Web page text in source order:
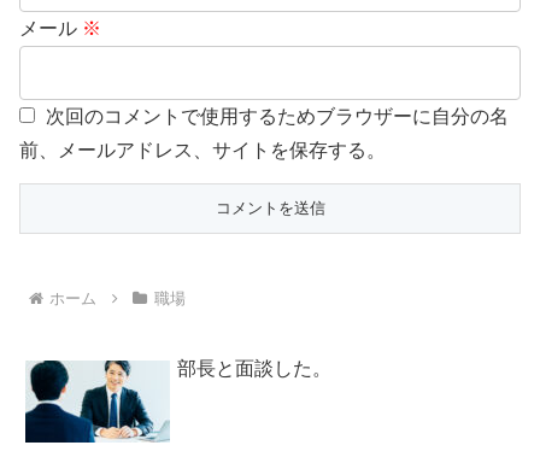
メール ※
次回のコメントで使用するためブラウザーに自分の名
前、メールアドレス、サイトを保存する。
ホーム 職場
部長と面談した。